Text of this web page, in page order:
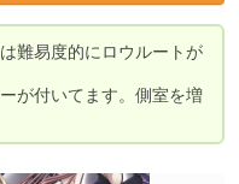
難易度的にロウルートが
が付いてます。側室を増